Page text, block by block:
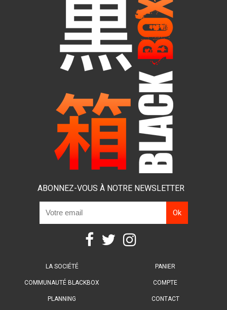
ABONNEZ-VOUS À NOTRE NEWSLETTER
LA SOCIÉTÉ
COMMUNAUTÉ BLACKBOX
PLANNING
PANIER
COMPTE
CONTACT